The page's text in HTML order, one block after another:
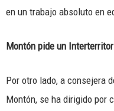
en un trabajo absoluto en
Montón pide un
Por otro lado, a consejera
Montón, se ha dirigido por